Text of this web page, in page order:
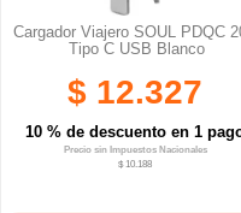
Cargador Viajero SOUL PDQC
Tipo C USB Blanco
$ 12.327
10 % de descuento en 1
Precio sin Impuestos Nacionales
$ 10.188